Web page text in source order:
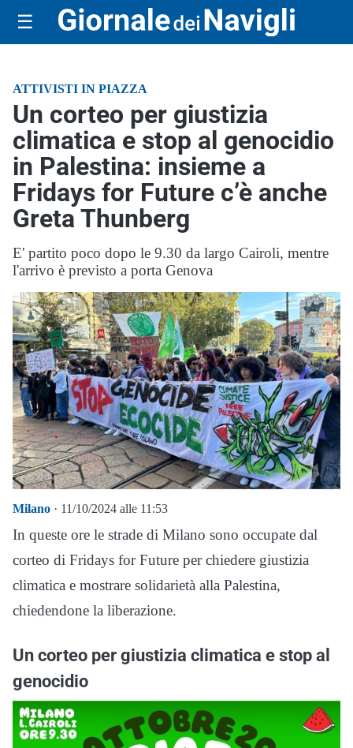
☰
ATTIVISTI IN PIAZZA
Un corteo per giustizia
climatica e stop al genocidio
in Palestina: insieme a
Fridays for Future c’è anche
Greta Thunberg
E' partito poco dopo le 9.30 da largo Cairoli, mentre
l'arrivo è previsto a porta Genova
Milano · 11/10/2024 alle 11:53
In queste ore le strade di Milano sono occupate dal
corteo di Fridays for Future per chiedere giustizia
climatica e mostrare solidarietà alla Palestina,
chiedendone la liberazione.
Un corteo per giustizia climatica e stop al
genocidio